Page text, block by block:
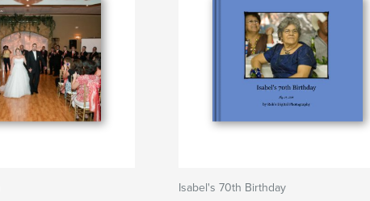
Isabel's 70th Birthday